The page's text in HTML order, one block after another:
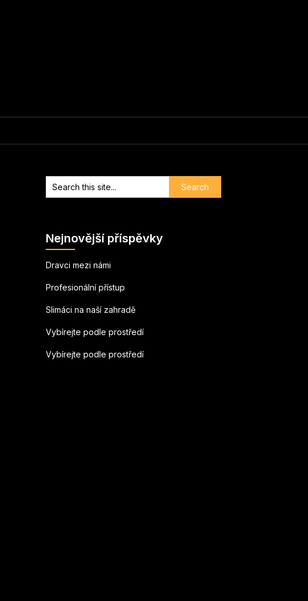
Nejnovější příspěvky
Dravci mezi námi
Profesionální přístup
Slimáci na naší zahradě
Vybírejte podle prostředí
Vybírejte podle prostředí